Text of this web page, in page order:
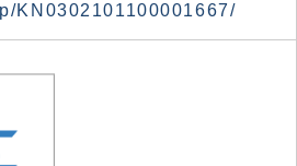
KN0302101100001667/